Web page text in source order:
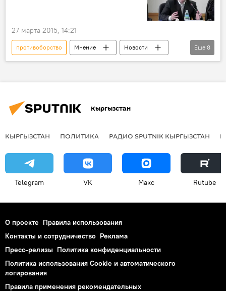
27 марта 2015, 14:21
противоборство Мнение
Новости
Кыргызстан
Общество
угрозы
Еще 8
Кыргызстан
КЫРГЫЗСТАН ПОЛИТИКА РАДИО SPUTNIK КЫРГЫЗСТАН
Telegram VK Макс Rutube
О проекте Правила использования
Контакты и сотрудничество Реклама
Пресс-релизы Политика конфиденциальности
Политика использования Cookie и автоматического
логирования
Правила применения рекомендательных